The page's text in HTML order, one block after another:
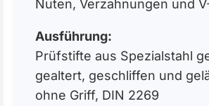
Nuten, Verzahnungen und
Ausführung:
Prüfstifte aus Spezialstahl
gealtert, geschliffen und
ohne Griff, DIN 2269